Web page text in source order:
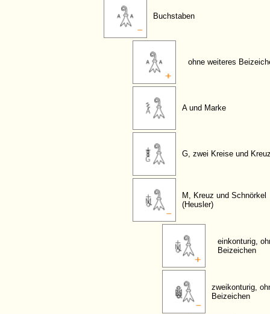
Buchstaben
ohne weiteres
A und Marke
G, zwei Kreise und
M, Kreuz und Schnörkel
(Heusler)
einkonturig,
Beizeichen
zweikonturig,
Beizeichen